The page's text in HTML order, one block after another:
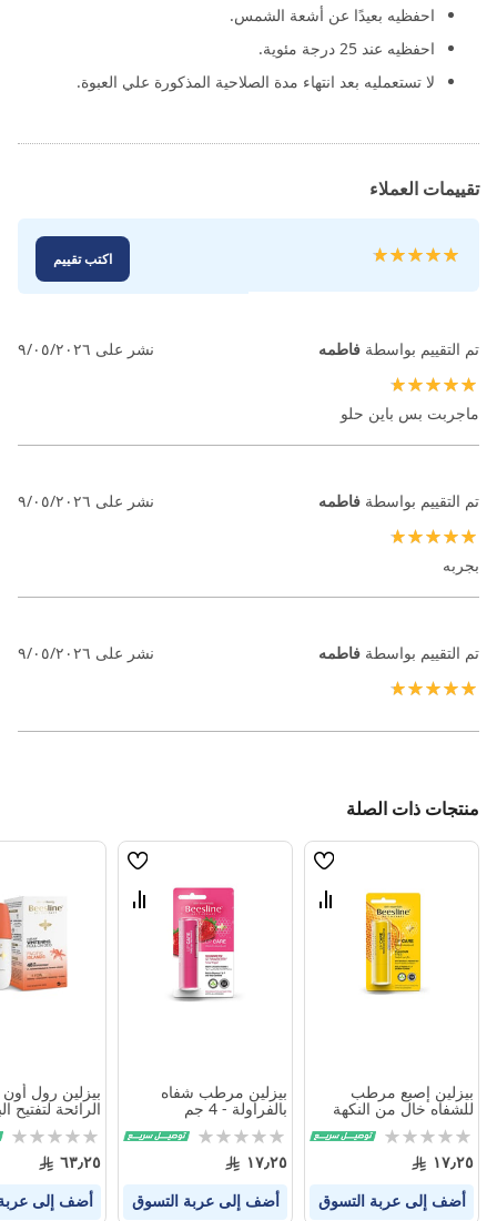
احفظيه بعيدًا عن أشعة الشمس.
احفظيه عند 25 درجة مئوية.
لا تستعمليه بعد انتهاء مدة الصلاحية المذكورة علي العبوة.
تقييمات العملاء
تقييم:
اكتب تقييم
تم التقييم بواسطة فاطمه نشر على ٩/٠٥/٢٠٢٦
ماجربت بس باين حلو
تم التقييم بواسطة فاطمه نشر على ٩/٠٥/٢٠٢٦
بجربه
تم التقييم بواسطة فاطمه نشر على ٩/٠٥/٢٠٢٦
منتجات ذات الصلة
قائمة
قارن
بيزلين إصبع مرطب
للشفاه خال من النكهة
Rating:
0%
١٧٫٢٥
أضف إلى عربة التسوق
قائمة
قارن
بيزلين مرطب شفاه
بالفراولة - 4 جم
Rating:
0%
١٧٫٢٥
أضف إلى عربة التسوق
بيزلين رول
الرائحة لتفتيح
الباسيفيك 50 مل
Rating:
0%
٦٣٫٢٥
أضف إلى